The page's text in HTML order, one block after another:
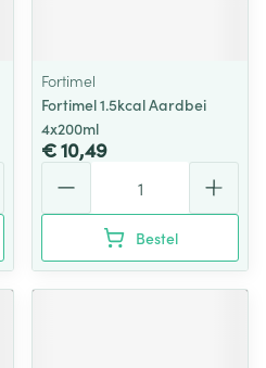
Fortimel
Fortimel 1.5kcal Aardbei
4x200ml
€ 10,49
Bestel